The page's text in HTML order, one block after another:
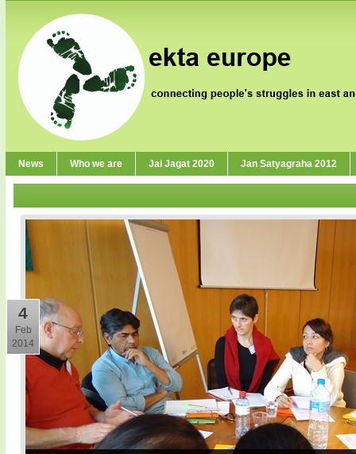
News Who we are Jai Jagat 2020 Jan Satyagraha 2012
4
Feb
2014